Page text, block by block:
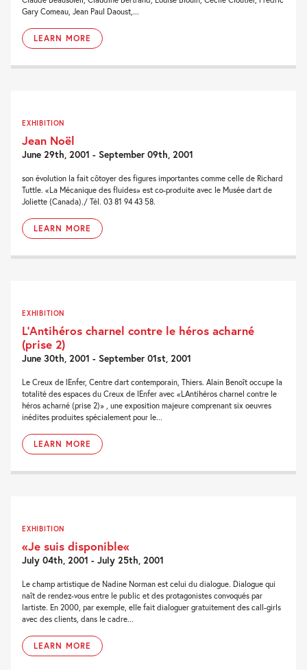
Gary Comeau, Jean Paul Daoust,...
LEARN MORE
EXHIBITION
Jean Noël
June 29th, 2001 - September 09th, 2001
son évolution la fait côtoyer des figures importantes comme celle de Richard
Tuttle. «La Mécanique des fluides» est co-produite avec le Musée dart de
Joliette (Canada)./ Tél. 03 81 94 43 58.
LEARN MORE
EXHIBITION
L’Antihéros charnel contre le héros acharné
(prise 2)
June 30th, 2001 - September 01st, 2001
Le Creux de lEnfer, Centre dart contemporain, Thiers. Alain Benoît occupe la
totalité des espaces du Creux de lEnfer avec «LAntihéros charnel contre le
héros acharné (prise 2)» , une exposition majeure comprenant six oeuvres
inédites produites spécialement pour le...
LEARN MORE
EXHIBITION
«Je suis disponible«
July 04th, 2001 - July 25th, 2001
Le champ artistique de Nadine Norman est celui du dialogue. Dialogue qui
naît de rendez-vous entre le public et des protagonistes convoqués par
lartiste. En 2000, par exemple, elle fait dialoguer gratuitement des call-girls
avec des clients, dans le cadre...
LEARN MORE